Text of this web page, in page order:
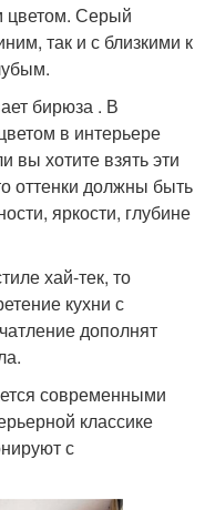
цветом. Серый
так и с близкими к
бирюза . В
в интерьере
вы хотите взять эти
оттенки должны быть
яркости, глубине
хай-тек, то
кухни с
дополнят
современными
классике
с